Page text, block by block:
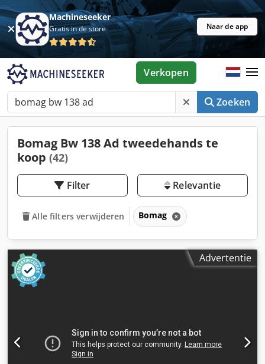
Machineseeker
Gratis in de store Naar de app
Zoeken
Verkopen
Bomag Bw 138 Ad tweedehands te
koop (42)
Filter Relevantie
Alle filters verwijderen Bomag
Advertentie